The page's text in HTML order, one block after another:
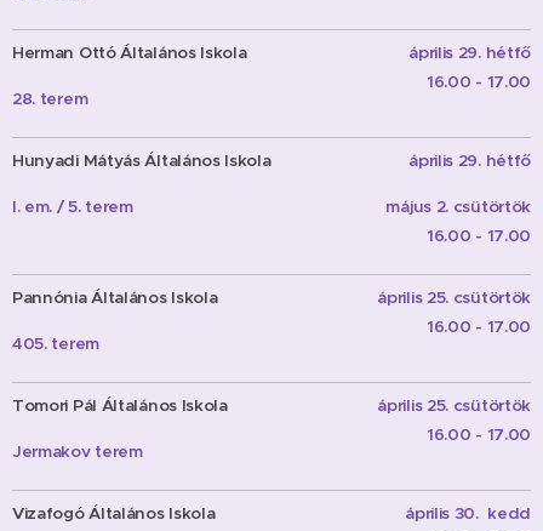
Herman OttóÁltalános Iskola
28. terem
április 29. hétfő
16.00 - 17.00
Hunyadi MátyásÁltalános Iskola
I. em. / 5. terem
április 29. hétfő
május 2. csütörtök
16.00 - 17.00
PannóniaÁltalános Iskola
405. terem
április 25. csütörtök
16.00 - 17.00
Tomori Pál Általános Iskola
Jermakov terem
április 25. csütörtök
16.00 - 17.00
VizafogóÁltalános Iskola
április 30. kedd